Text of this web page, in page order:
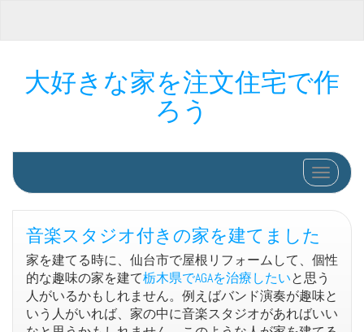
大好きな家を注文住宅で作
ろう
ナビゲ
音楽スタジオ付きの家を建てました
家を建てる時に、仙台市で屋根リフォームして、個性
的な趣味の家を建て栃木県でAGAを治療したいと思う
人がいるかもしれません。例えばバンド演奏が趣味と
いう人がいれば、家の中に音楽スタジオがあればいい